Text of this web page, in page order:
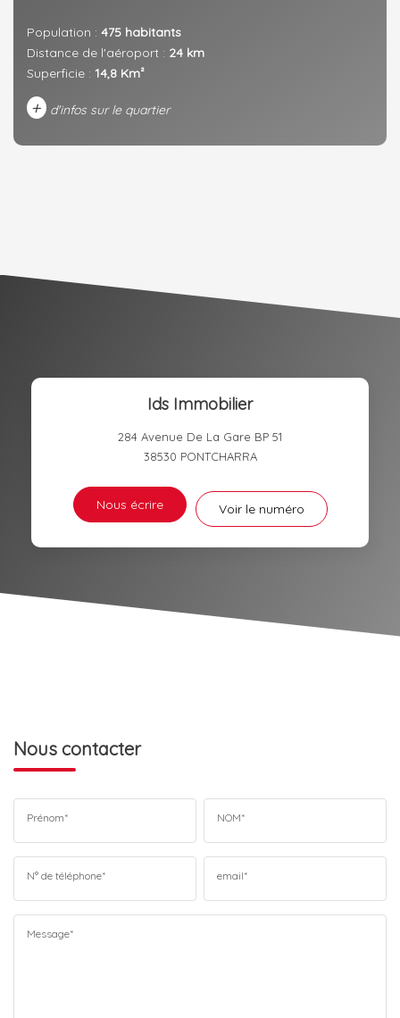
Population : 475 habitants
Distance de l'aéroport : 24 km
Superficie : 14,8 Km²
+ d'infos sur le quartier
PART DES MÉNAGES SANS
ECOLES ET CRÈCHES
Ids Immobilier
284 Avenue De La Gare BP 51
38530 PONTCHARRA
Nous écrire Voir le numéro
Nous contacter
Prénom* NOM*
N° de téléphone* email*
Message*